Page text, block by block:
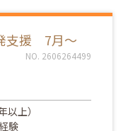
支援 7月～
NO. 2606264499
以上）
験